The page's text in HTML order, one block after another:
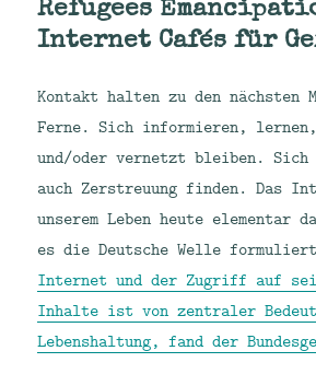
Refugees
Internet Cafés für
Kontakt halten zu den nächsten
Ferne. Sich informieren,
und/oder vernetzt bleiben. Sich
auch Zerstreuung finden. Das
unserem Leben heute elementar
es die Deutsche Welle
Internet und der Zugriff auf
Inhalte ist von zentraler
Lebenshaltung, fand der